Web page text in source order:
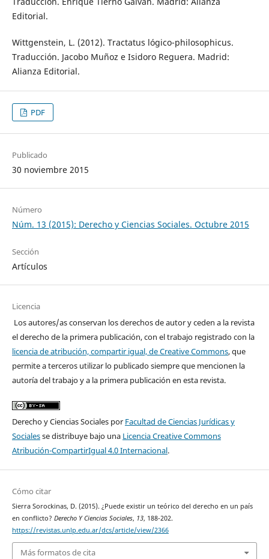
Editorial.
Wittgenstein, L. (2012). Tractatus lógico-philosophicus.
Traducción. Jacobo Muñoz e Isidoro Reguera. Madrid:
Alianza Editorial.
PDF
Publicado
30 noviembre 2015
Número
Núm. 13 (2015): Derecho y Ciencias Sociales. Octubre 2015
Sección
Artículos
Licencia
Los autores/as conservan los derechos de autor y ceden a la revista
el derecho de la primera publicación, con el trabajo registrado con la
licencia de atribución, compartir igual, de Creative Commons, que
permite a terceros utilizar lo publicado siempre que mencionen la
autoría del trabajo y a la primera publicación en esta revista.
Derecho y Ciencias Sociales por Facultad de Ciencias Jurídicas y
Socialesse distribuye bajo una Licencia Creative Commons
Atribución-CompartirIgual 4.0 Internacional.
Cómo citar
Sierra Sorockinas, D. (2015). ¿Puede existir un teórico del derecho en un país
en conflicto? Derecho Y Ciencias Sociales, 13, 188-202.
https://revistas.unlp.edu.ar/dcs/article/view/2366
Más formatos de cita